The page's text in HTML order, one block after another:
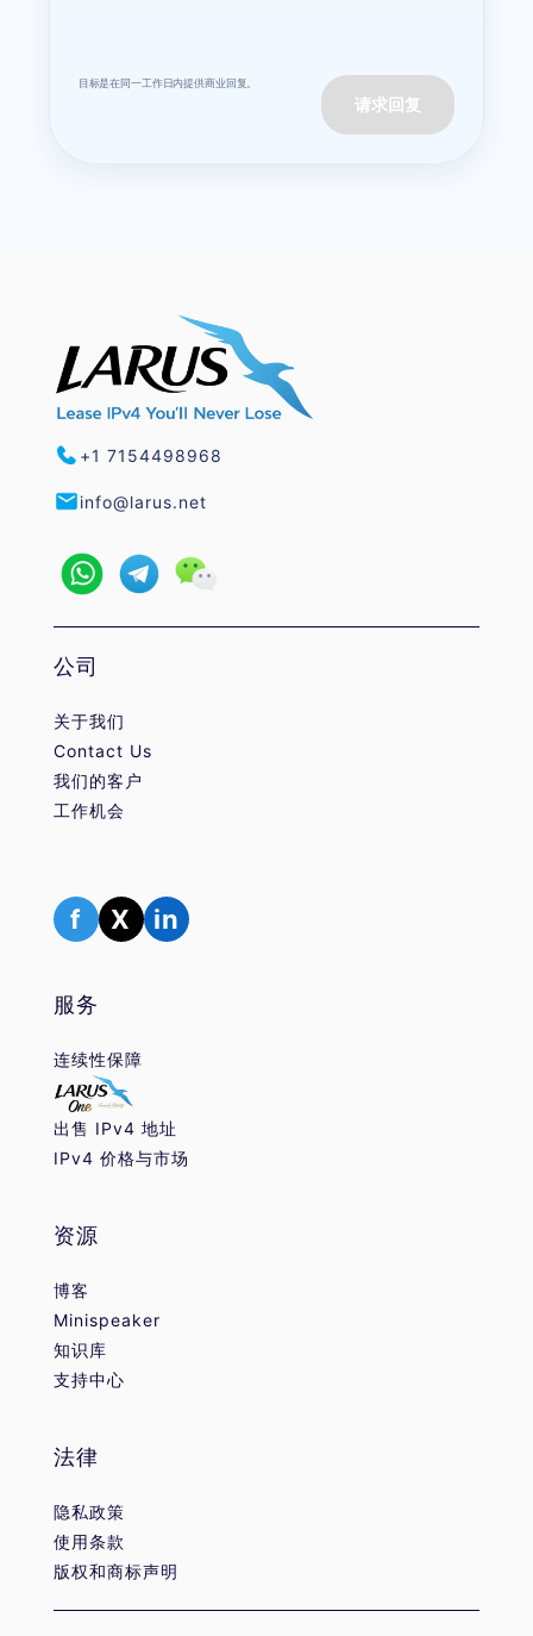
目标是在同一工作日内提供商业回复。
请求回复
+1 7154498968
info@larus.net
公司
关于我们
Contact Us
我们的客户
工作机会
f X in
服务
连续性保障
出售 IPv4 地址
IPv4 价格与市场
资源
博客
Minispeaker
知识库
支持中心
法律
隐私政策
使用条款
版权和商标声明